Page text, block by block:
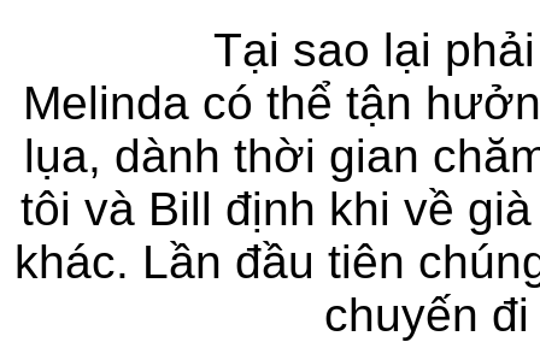
Tại sao lại
Melinda có thể tận
lụa, dành thời gian
tôi và Bill định khi về
khác. Lần đầu tiên
chuyến